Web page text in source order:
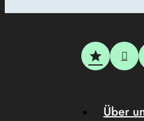
Über